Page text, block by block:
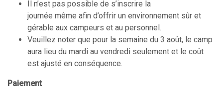
Il n’est pas possible de s’inscrire la
journée même afin d’offrir un environnement sûr et
gérable aux campeurs et au personnel.
Veuillez noter que pour la semaine du 3 août, le camp
aura lieu du mardi au vendredi seulement et le coût
est ajusté en conséquence.
Paiement